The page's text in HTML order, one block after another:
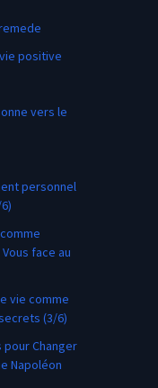
positive
vers le
personnel
face au
vie comme
(3/6)
Changer
Napoléon